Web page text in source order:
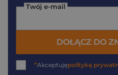
Twój e-mail
DOŁĄCZ DO
*Akceptujępolitykę